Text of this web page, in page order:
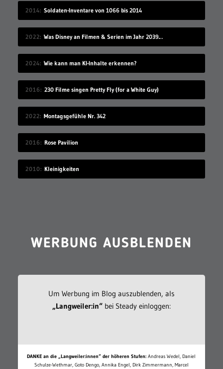
2014 Soldaten-Inventare von 1066 bis 2014
2022 Was Disney an Filmen & Serien im Jahr 2039 vorstellen wird…
2024 Wie kann man KI-Inhalte erkennen?
2016 230 Filme singen Pretty Fly (for a White Guy)
2022 Montagsgefühle Nr. 342
2016 Rose Pavilion
2010 Kleinigkeiten
WERBUNG AUSBLENDEN
Um Werbung im Blog auszublenden, als
„Langweiler:in“bei Steady einloggen:
DANKE an die „Langweiler:innen“ der höheren Stufen: Andreas Wedel, Daniel
Schulze-Wethmar, Goto Dengo, Annika Engel, Dirk Zimmermann, Marcel